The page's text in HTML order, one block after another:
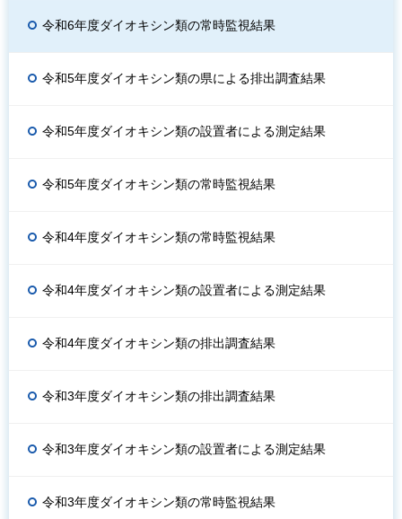
令和6年度ダイオキシン類の常時監視結果
令和5年度ダイオキシン類の県による排出調査結果
令和5年度ダイオキシン類の設置者による測定結果
令和5年度ダイオキシン類の常時監視結果
令和4年度ダイオキシン類の常時監視結果
令和4年度ダイオキシン類の設置者による測定結果
令和4年度ダイオキシン類の排出調査結果
令和3年度ダイオキシン類の排出調査結果
令和3年度ダイオキシン類の設置者による測定結果
令和3年度ダイオキシン類の常時監視結果